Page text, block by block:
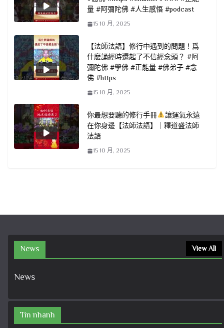
量 #阿彌陀佛 #人生感悟 #podcast
15 10 月, 2025
【法師法語】修行中遇到的問題！爲
什麽誦經時還起了不信經念頭？ #阿
彌陀佛 #學佛 #正能量 #佛弟子 #念
佛 #https
15 10 月, 2025
你最想要聽的修行手冊
讓運氣永遠
在你身邊【法師法語】｜釋道盛法師
法語
15 10 月, 2025
News View All
News
Tin nhanh